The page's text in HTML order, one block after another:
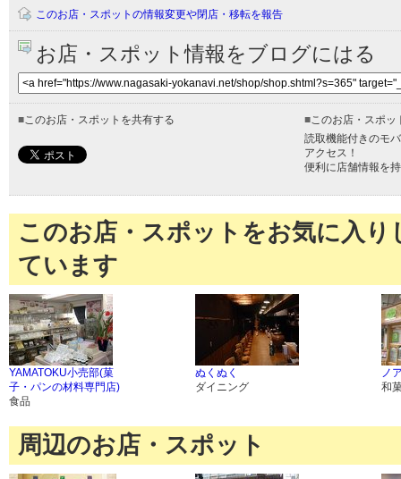
このお店・スポットの情報変更や閉店・移転を報告
お店・スポット情報をブログにはる
■このお店・スポットを共有する ■このお店・スポッ
読取機能付きのモ
アクセス！
便利に店舗情報を
このお店・スポットをお気に入
ています
YAMATOKU小売部(菓
子・パンの材料専門店)
食品
ぬくぬく
ダイニング
ノ
和
周辺のお店・スポット